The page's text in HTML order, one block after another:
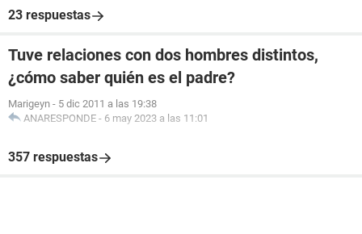
23 respuestas
Tuve relaciones con dos hombres distintos,
¿cómo saber quién es el padre?
Marigeyn - 5 dic 2011 a las 19:38
ANARESPONDE - 6 may 2023 a las 11:01
357 respuestas